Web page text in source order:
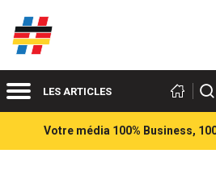
Acteurs du franco-allemand
MenuLES ARTICLES
Votre média 100% Business,